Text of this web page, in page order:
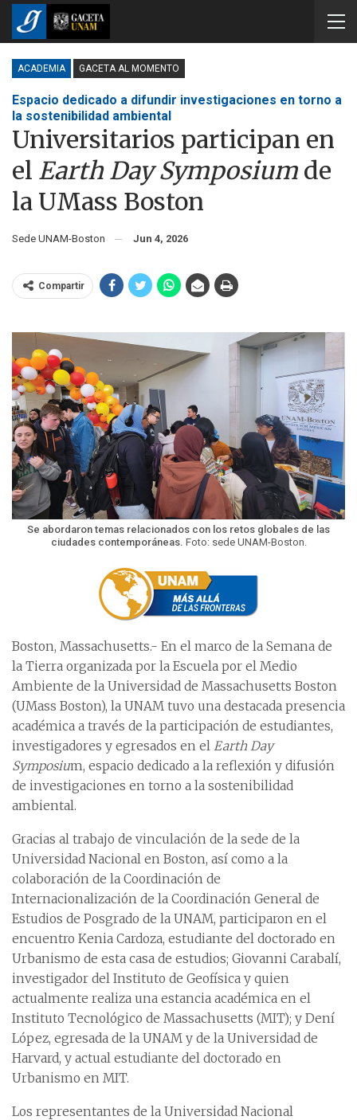
ACADEMIA GACETA AL MOMENTO
Espacio dedicado a difundir investigaciones en torno a
la sostenibilidad ambiental
Universitarios participan en
el Earth Day Symposium de
la UMass Boston
Sede UNAM-Boston Jun 4, 2026
Compartir
Se abordaron temas relacionados con los retos globales de las
ciudades contemporáneas. Foto: sede UNAM-Boston.
Boston, Massachusetts.- En el marco de la Semana de
la Tierra organizada por la Escuela por el Medio
Ambiente de la Universidad de Massachusetts Boston
(UMass Boston), la UNAM tuvo una destacada presencia
académica a través de la participación de estudiantes,
investigadores y egresados en el Earth Day
Symposium, espacio dedicado a la reflexión y difusión
de investigaciones en torno a la sostenibilidad
ambiental.
Gracias al trabajo de vinculación de la sede de la
Universidad Nacional en Boston, así como a la
colaboración de la Coordinación de
Internacionalización de la Coordinación General de
Estudios de Posgrado de la UNAM, participaron en el
encuentro Kenia Cardoza, estudiante del doctorado en
Urbanismo de esta casa de estudios; Giovanni Carabalí,
investigador del Instituto de Geofísica y quien
actualmente realiza una estancia académica en el
Instituto Tecnológico de Massachusetts (MIT); y Dení
López, egresada de la UNAM y de la Universidad de
Harvard, y actual estudiante del doctorado en
Urbanismo en MIT.
Los representantes de la Universidad Nacional